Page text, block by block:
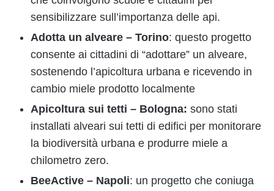
sensibilizzare sull’importanza delle api.
Adotta un alveare – Torino: questo progetto
consente ai cittadini di “adottare” un alveare,
sostenendo l’apicoltura urbana e ricevendo in
cambio miele prodotto localmente
Apicoltura sui tetti – Bologna: sono stati
installati alveari sui tetti di edifici per monitorare
la biodiversità urbana e produrre miele a
chilometro zero.
BeeActive – Napoli: un progetto che coniuga